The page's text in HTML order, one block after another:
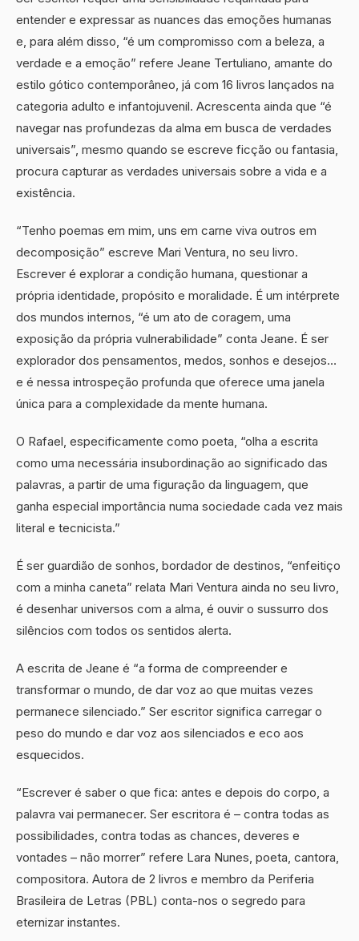
entender e expressar as nuances das emoções humanas
e, para além disso, “é um compromisso com a beleza, a
verdade e a emoção” refere Jeane Tertuliano, amante do
estilo gótico contemporâneo, já com 16 livros lançados na
categoria adulto e infantojuvenil. Acrescenta ainda que “é
navegar nas profundezas da alma em busca de verdades
universais”, mesmo quando se escreve ficção ou fantasia,
procura capturar as verdades universais sobre a vida e a
existência.
“Tenho poemas em mim, uns em carne viva outros em
decomposição” escreve Mari Ventura, no seu livro.
Escrever é explorar a condição humana, questionar a
própria identidade, propósito e moralidade. É um intérprete
dos mundos internos, “é um ato de coragem, uma
exposição da própria vulnerabilidade” conta Jeane. É ser
explorador dos pensamentos, medos, sonhos e desejos…
e é nessa introspeção profunda que oferece uma janela
única para a complexidade da mente humana.
O Rafael, especificamente como poeta, “olha a escrita
como uma necessária insubordinação ao significado das
palavras, a partir de uma figuração da linguagem, que
ganha especial importância numa sociedade cada vez mais
literal e tecnicista.”
É ser guardião de sonhos, bordador de destinos, “enfeitiço
com a minha caneta” relata Mari Ventura ainda no seu livro,
é desenhar universos com a alma, é ouvir o sussurro dos
silêncios com todos os sentidos alerta.
A escrita de Jeane é “a forma de compreender e
transformar o mundo, de dar voz ao que muitas vezes
permanece silenciado.” Ser escritor significa carregar o
peso do mundo e dar voz aos silenciados e eco aos
esquecidos.
“Escrever é saber o que fica: antes e depois do corpo, a
palavra vai permanecer. Ser escritora é – contra todas as
possibilidades, contra todas as chances, deveres e
vontades – não morrer” refere Lara Nunes, poeta, cantora,
compositora. Autora de 2 livros e membro da Periferia
Brasileira de Letras (PBL) conta-nos o segredo para
eternizar instantes.